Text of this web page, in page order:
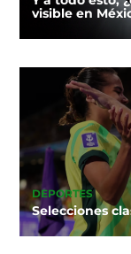
visible en
DEPORTES
Selecciones